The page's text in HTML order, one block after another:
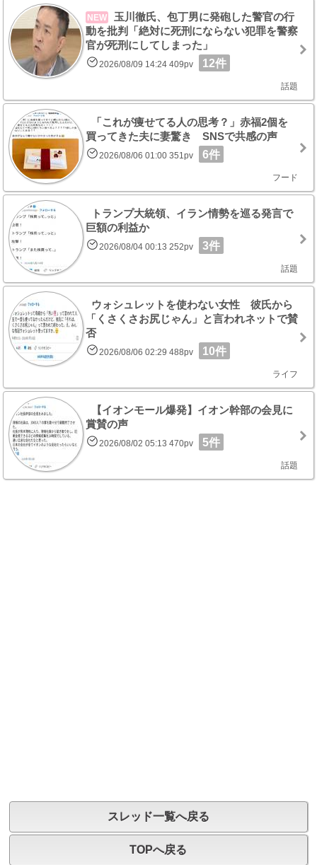
NEW
玉川徹氏、包丁男に発砲した警官の行
動を批判「絶対に死刑にならない犯罪を警察
官が死刑にしてしまった」
2026/08/09 14:24 409pv 12件
話題
「これが痩せてる人の思考？」赤福2個を
買ってきた夫に妻驚き SNSで共感の声
2026/08/06 01:00 351pv 6件
フード
トランプ大統領、イラン情勢を巡る発言で
巨額の利益か
2026/08/04 00:13 252pv 3件
話題
ウォシュレットを使わない女性 彼氏から
「くさくさお尻じゃん」と言われネットで賛
否
2026/08/06 02:29 488pv 10件
ライフ
【イオンモール爆発】イオン幹部の会見に
賞賛の声
2026/08/02 05:13 470pv 5件
話題
スレッド一覧へ戻る
TOPへ戻る